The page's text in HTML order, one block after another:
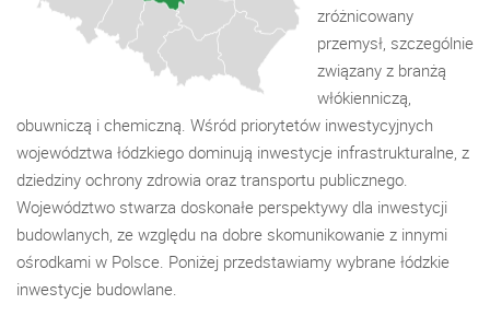
zróżnicowany
przemysł, szczególnie
związany z branżą
włókienniczą,
obuwniczą i chemiczną. Wśród priorytetów inwestycyjnych
województwa łódzkiego dominują inwestycje infrastrukturalne, z
dziedziny ochrony zdrowia oraz transportu publicznego.
Województwo stwarza doskonałe perspektywy dla inwestycji
budowlanych, ze względu na dobre skomunikowanie z innymi
ośrodkami w Polsce. Poniżej przedstawiamy wybrane łódzkie
inwestycje budowlane.